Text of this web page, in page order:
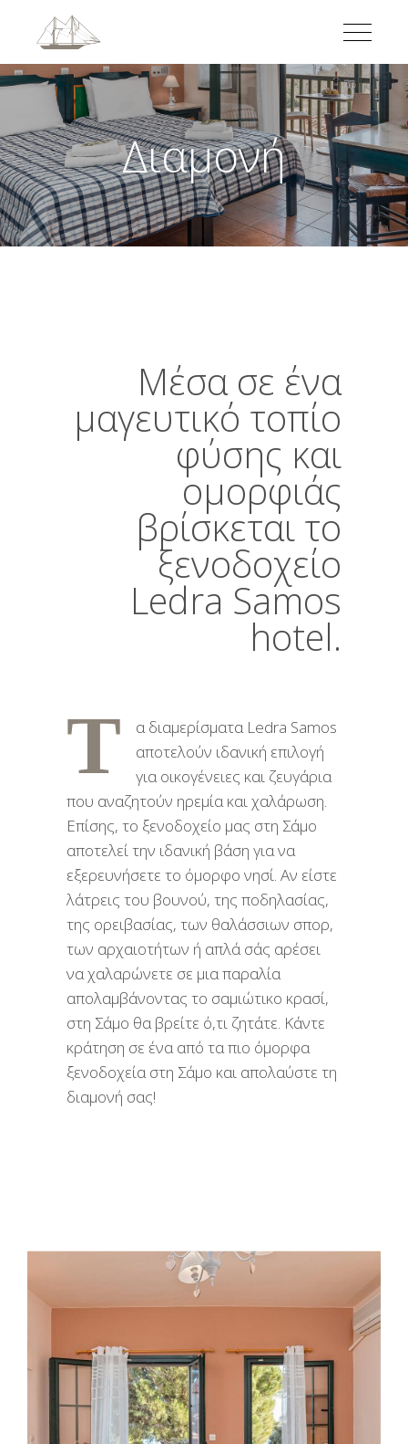
Διαμονή
Μέσα σε ένα
μαγευτικό τοπίο
φύσης και
ομορφιάς
βρίσκεται το
ξενοδοχείο
Ledra Samos
hotel.
Τ
α διαμερίσματα Ledra Samos
αποτελούν ιδανική επιλογή
για οικογένειες και ζευγάρια
που αναζητούν ηρεμία και χαλάρωση.
Επίσης, το ξενοδοχείο μας στη Σάμο
αποτελεί την ιδανική βάση για να
εξερευνήσετε το όμορφο νησί. Αν είστε
λάτρεις του βουνού, της ποδηλασίας,
της ορειβασίας, των θαλάσσιων σπορ,
των αρχαιοτήτων ή απλά σάς αρέσει
να χαλαρώνετε σε μια παραλία
απολαμβάνοντας το σαμιώτικο κρασί,
στη Σάμο θα βρείτε ό,τι ζητάτε. Κάντε
κράτηση σε ένα από τα πιο όμορφα
ξενοδοχεία στη Σάμo και απολαύστε τη
διαμονή σας!